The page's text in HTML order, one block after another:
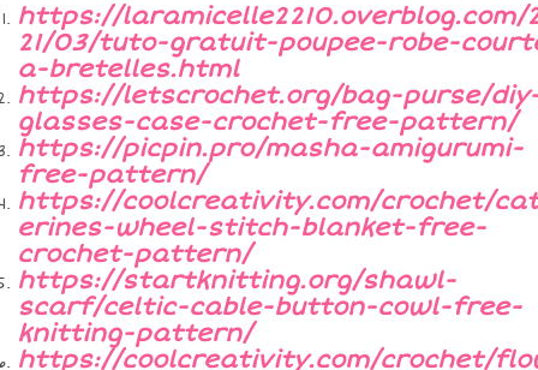
https://laramicelle2210.overblog.com/
21/03/tuto-gratuit-poupee-robe-
a-bretelles.html
https://letscrochet.org/bag-purse/
glasses-case-crochet-free-pattern/
https://picpin.pro/masha-amigurumi-
free-pattern/
https://coolcreativity.com/crochet/
erines-wheel-stitch-blanket-free-
crochet-pattern/
https://startknitting.org/shawl-
scarf/celtic-cable-button-cowl-free-
knitting-pattern/
https://coolcreativity.com/crochet/